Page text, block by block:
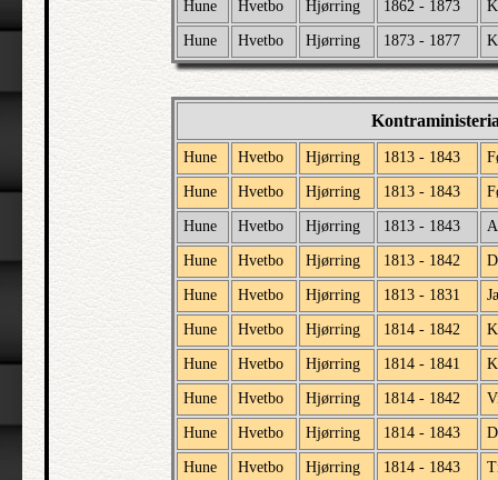
Hune Hvetbo Hjørring 1862 - 1873
Hune Hvetbo Hjørring 1873 - 1877
Hune Hvetbo Hjørring 1813 - 1843
Hune Hvetbo Hjørring 1813 - 1843
Hune Hvetbo Hjørring 1813 - 1843
Hune Hvetbo Hjørring 1813 - 1842
Hune Hvetbo Hjørring 1813 - 1831
Hune Hvetbo Hjørring 1814 - 1842
Hune Hvetbo Hjørring 1814 - 1841
Hune Hvetbo Hjørring 1814 - 1842
Hune Hvetbo Hjørring 1814 - 1843
Hune Hvetbo Hjørring 1814 - 1843